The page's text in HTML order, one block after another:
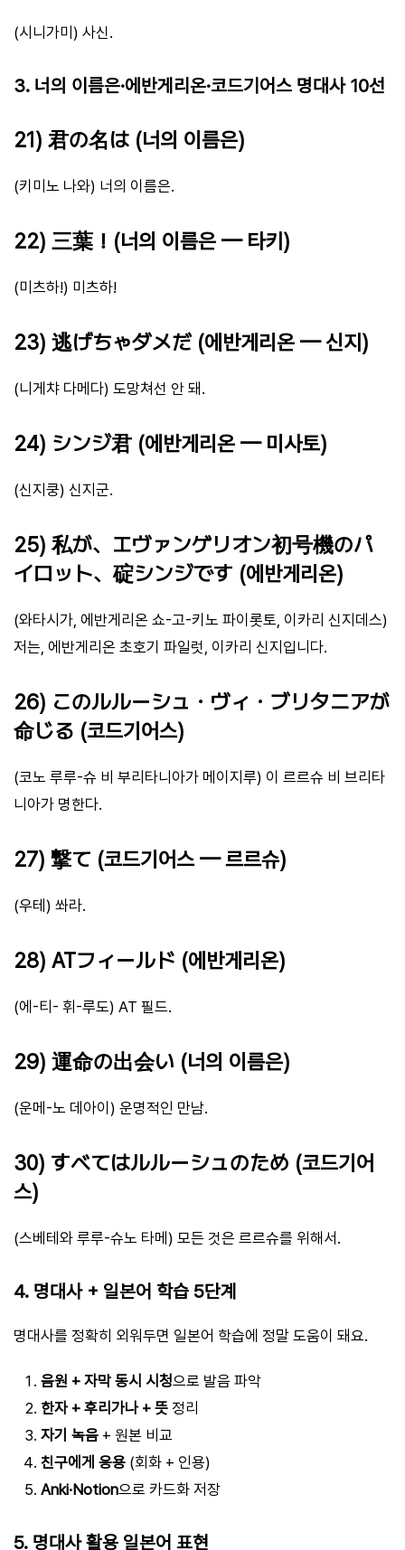
(시니가미) 사신.
3. 너의 이름은·에반게리온·코드기어스 명대사 10선
21) 君の名は (너의 이름은)
(키미노 나와) 너의 이름은.
22) 三葉！(너의 이름은 — 타키)
(미츠하!) 미츠하!
23) 逃げちゃダメだ (에반게리온 — 신지)
(니게챠 다메다) 도망쳐선 안 돼.
24) シンジ君 (에반게리온 — 미사토)
(신지쿵) 신지군.
25) 私が、エヴァンゲリオン初号機のパ
イロット、碇シンジです (에반게리온)
(와타시가, 에반게리온 쇼-고-키노 파이롯토, 이카리 신지데스)
저는, 에반게리온 초호기 파일럿, 이카리 신지입니다.
26) このルルーシュ・ヴィ・ブリタニアが
命じる (코드기어스)
(코노 루루-슈 비 부리타니아가 메이지루) 이 르르슈 비 브리타
니아가 명한다.
27) 撃て (코드기어스 — 르르슈)
(우테) 쏴라.
28) ATフィールド (에반게리온)
(에-티- 휘-루도) AT 필드.
29) 運命の出会い (너의 이름은)
(운메-노 데아이) 운명적인 만남.
30) すべてはルルーシュのため (코드기어
스)
(스베테와 루루-슈노 타메) 모든 것은 르르슈를 위해서.
4. 명대사 + 일본어 학습 5단계
명대사를 정확히 외워두면 일본어 학습에 정말 도움이 돼요.
음원 + 자막 동시 시청으로 발음 파악
한자 + 후리가나 + 뜻 정리
자기 녹음 + 원본 비교
친구에게 응용 (회화 + 인용)
Anki·Notion으로 카드화 저장
5. 명대사 활용 일본어 표현